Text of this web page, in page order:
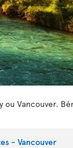
ou Vancouver.
- Vancouver